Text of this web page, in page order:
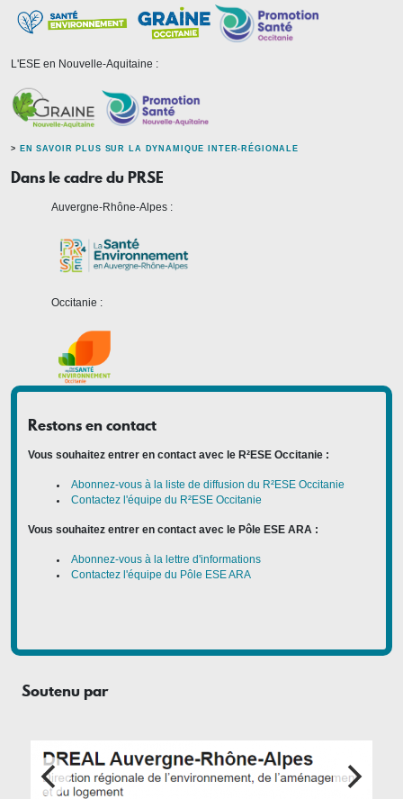
L'ESE en Nouvelle-Aquitaine :
> EN SAVOIR PLUS SUR LA DYNAMIQUE INTER-RÉGIONALE
Dans le cadre du PRSE
Auvergne-Rhône-Alpes :
Occitanie :
Restons en contact
Vous souhaitez entrer en contact avec le R²ESE Occitanie :
Abonnez-vous à la liste de diffusion du R²ESE Occitanie
Contactez l'équipe du R²ESE Occitanie
Vous souhaitez entrer en contact avec le Pôle ESE ARA :
Abonnez-vous à la lettre d'informations
Contactez l'équipe du Pôle ESE ARA
Soutenu par